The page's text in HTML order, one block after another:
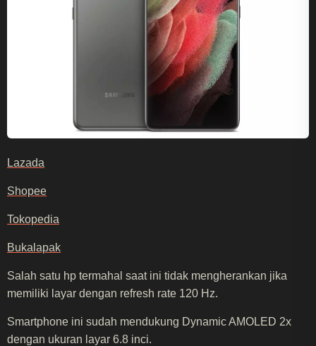
Lazada
Shopee
Tokopedia
Bukalapak
Salah satu hp termahal saat ini tidak mengherankan jika
memiliki layar dengan refresh rate 120 Hz.
Smartphone ini sudah mendukung Dynamic AMOLED 2x
dengan ukuran layar 6.8 inci.